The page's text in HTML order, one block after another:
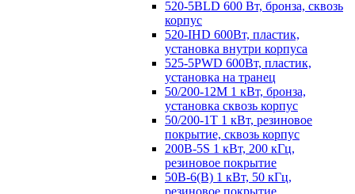
520-5BLD 600 Вт, бронза, сквозь
корпус
520-IHD 600Вт, пластик,
установка внутри корпуса
525-5PWD 600Вт, пластик,
установка на транец
50/200-12M 1 кВт, бронза,
установка сквозь корпус
50/200-1T 1 кВт, резиновое
покрытие, сквозь корпус
200B-5S 1 кВт, 200 кГц,
резиновое покрытие
50B-6(B) 1 кВт, 50 кГц,